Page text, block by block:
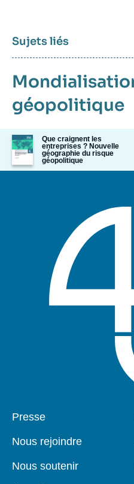
Sujets liés
géopolitique
Image
de
couverture
de
Que craignent les
entreprises ? Nouvelle
géographie du risque
géopolitique
Pied
Presse
Nous rejoindre
Nous soutenir